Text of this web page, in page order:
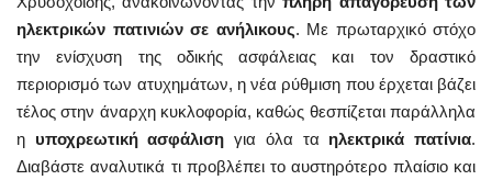
ηλεκτρικών πατινιών σε ανήλικους. Με πρωταρχικό στόχο
την ενίσχυση της οδικής ασφάλειας και τον δραστικό
περιορισμό των ατυχημάτων, η νέα ρύθμιση που έρχεται βάζει
τέλος στην άναρχη κυκλοφορία, καθώς θεσπίζεται παράλληλα
η υποχρεωτική ασφάλιση για όλα τα ηλεκτρικά πατίνια.
Διαβάστε αναλυτικά τι προβλέπει το αυστηρότερο πλαίσιο και